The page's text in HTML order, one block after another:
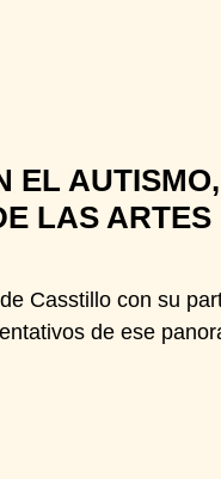
EL
LAS ARTES
Casstillo con su
de ese